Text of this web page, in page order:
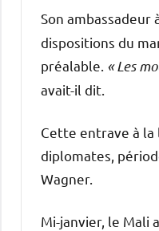
Son ambassadeur
dispositions du
préalable. « Les
avait-il dit.
Cette entrave à la
diplomates,
Wagner.
Mi-janvier, le Mali